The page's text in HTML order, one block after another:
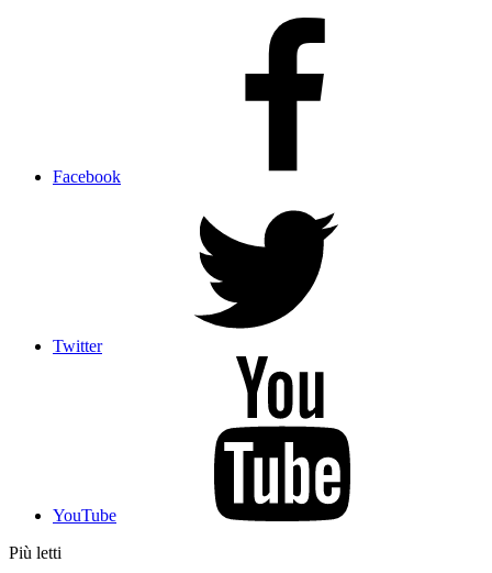
Facebook
Twitter
YouTube
Più letti